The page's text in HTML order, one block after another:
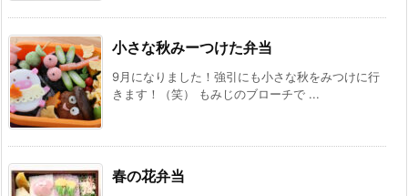
小さな秋みーつけた弁当
9月になりました！強引にも小さな秋をみつけに行
きます！（笑） もみじのブローチで ...
春の花弁当